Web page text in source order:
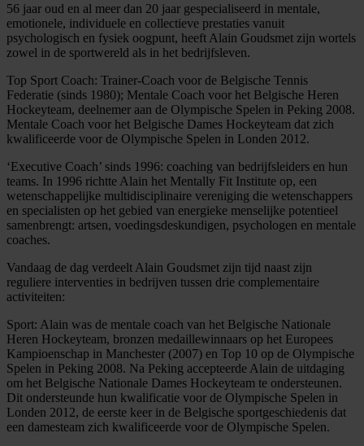
56 jaar oud en al meer dan 20 jaar gespecialiseerd in mentale,
emotionele, individuele en collectieve prestaties vanuit
psychologisch en fysiek oogpunt, heeft Alain Goudsmet zijn wortels
zowel in de sportwereld als in het bedrijfsleven.
Top Sport Coach: Trainer-Coach voor de Belgische Tennis
Federatie (sinds 1980); Mentale Coach voor het Belgische Heren
Hockeyteam, deelnemer aan de Olympische Spelen in Peking 2008.
Mentale Coach voor het Belgische Dames Hockeyteam dat zich
kwalificeerde voor de Olympische Spelen in Londen 2012.
‘Executive Coach’ sinds 1996: coaching van bedrijfsleiders en hun
teams. In 1996 richtte Alain het Mentally Fit Institute op, een
wetenschappelijke multidisciplinaire vereniging die wetenschappers
en specialisten op het gebied van energieke menselijke potentieel
samenbrengt: artsen, voedingsdeskundigen, psychologen en mentale
coaches.
Vandaag de dag verdeelt Alain Goudsmet zijn tijd naast zijn
reguliere interventies in bedrijven tussen drie complementaire
activiteiten:
Sport: Alain was de mentale coach van het Belgische Nationale
Heren Hockeyteam, bronzen medaillewinnaars op het Europees
Kampioenschap in Manchester (2007) en Top 10 op de Olympische
Spelen in Peking 2008. Na Peking accepteerde Alain de uitdaging
om het Belgische Nationale Dames Hockeyteam te ondersteunen.
Dit ondersteunde hun kwalificatie voor de Olympische Spelen in
Londen 2012, de eerste keer in de Belgische sportgeschiedenis dat
een damesteam zich kwalificeerde voor de Olympische Spelen.